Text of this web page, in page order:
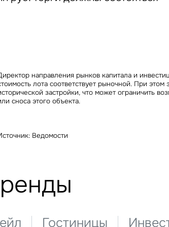
направления рынков капитала и
лота соответствует рыночной. При
застройки, что может ограничить
сноса этого объекта.
Ведомости
Гостиницы